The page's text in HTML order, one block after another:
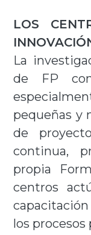
LOS
La
de FP
pequeñas y
de
continua,
propia
centros
los